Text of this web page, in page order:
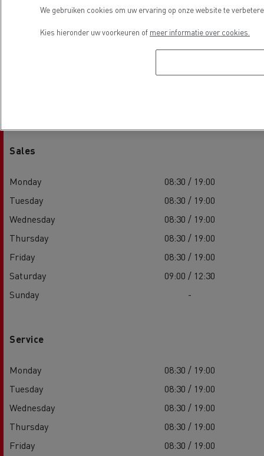
Sales
Monday
08:30 / 19:00
Tuesday
08:30 / 19:00
Wednesday
08:30 / 19:00
Thursday
08:30 / 19:00
Friday
08:30 / 19:00
Saturday
09:00 / 12:30
Sunday
-
Service
Monday
08:30 / 19:00
Tuesday
08:30 / 19:00
Wednesday
08:30 / 19:00
Thursday
08:30 / 19:00
Friday
08:30 / 19:00
We gebruiken cookies om uw ervaring op onze website te
Kies hieronder uw voorkeuren of meer informatie over cookies.